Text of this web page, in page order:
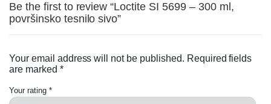
Be the first to review “Loctite SI 5699 – 300 ml,
površinsko tesnilo sivo”
Your email address will not be published. Required fields
are marked *
Your rating *